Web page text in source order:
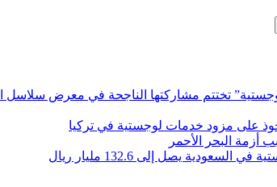
تختتم مشاركتها الناجحة في معرض سلاسل
أزمة البحر الأحمر
يصل إلى 132.6 مليار ريال